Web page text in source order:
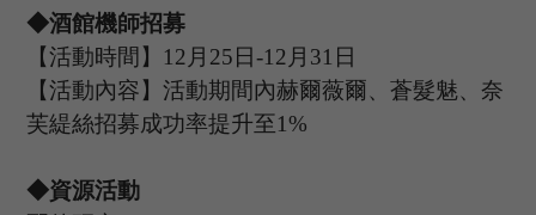
◆酒館機師招募
【活動時間】 12 月 25日-12 月 31 日
【活動內容】活動期間內赫爾薇爾、蒼髮魅、奈
芙緹絲招募成功率提升至1%
◆資源活動